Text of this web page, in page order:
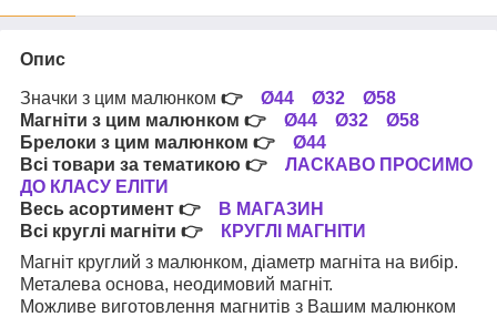
Опис
Значки з цим малюнком 👉 Ø44 Ø32
Ø58
Магніти з цим малюнком 👉 Ø44 Ø32
Ø58
Брелоки з цим малюнком 👉 Ø44
Всі товари за тематикою 👉 ЛАСКАВО ПРОСИМО
ДО КЛАСУ ЕЛІТИ
Весь асортимент 👉
В МАГАЗИН
Всі круглі магніти 👉
КРУГЛІ МАГНІТИ
Магніт круглий з малюнком, діаметр магніта на вибір.
Металева основа, неодимовий магніт.
Можливе виготовлення магнитів з Вашим малюнком